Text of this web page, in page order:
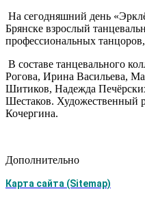
На сегодняшний день
Брянске взрослый
профессиональных
В составе танцевального
Рогова, Ирина Васильева,
Шитиков, Надежда
Шестаков. Художественный
Кочергина.
Дополнительно
Карта сайта (Sitemap)